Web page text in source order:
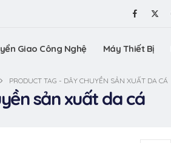
Giao Công Nghệ Máy Thiết Bị
PRODUCT TAG - DÂY CHUYỀN SẢN XUẤT DA CÁ
sản xuất da cá